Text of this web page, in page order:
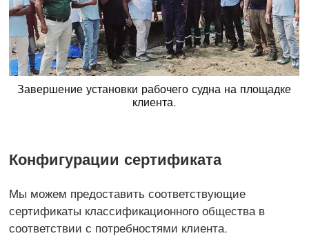
Завершение установки рабочего судна на площадке
клиента.
Конфигурации сертификата
Мы можем предоставить соответствующие
сертификаты классификационного общества в
соответствии с потребностями клиента.